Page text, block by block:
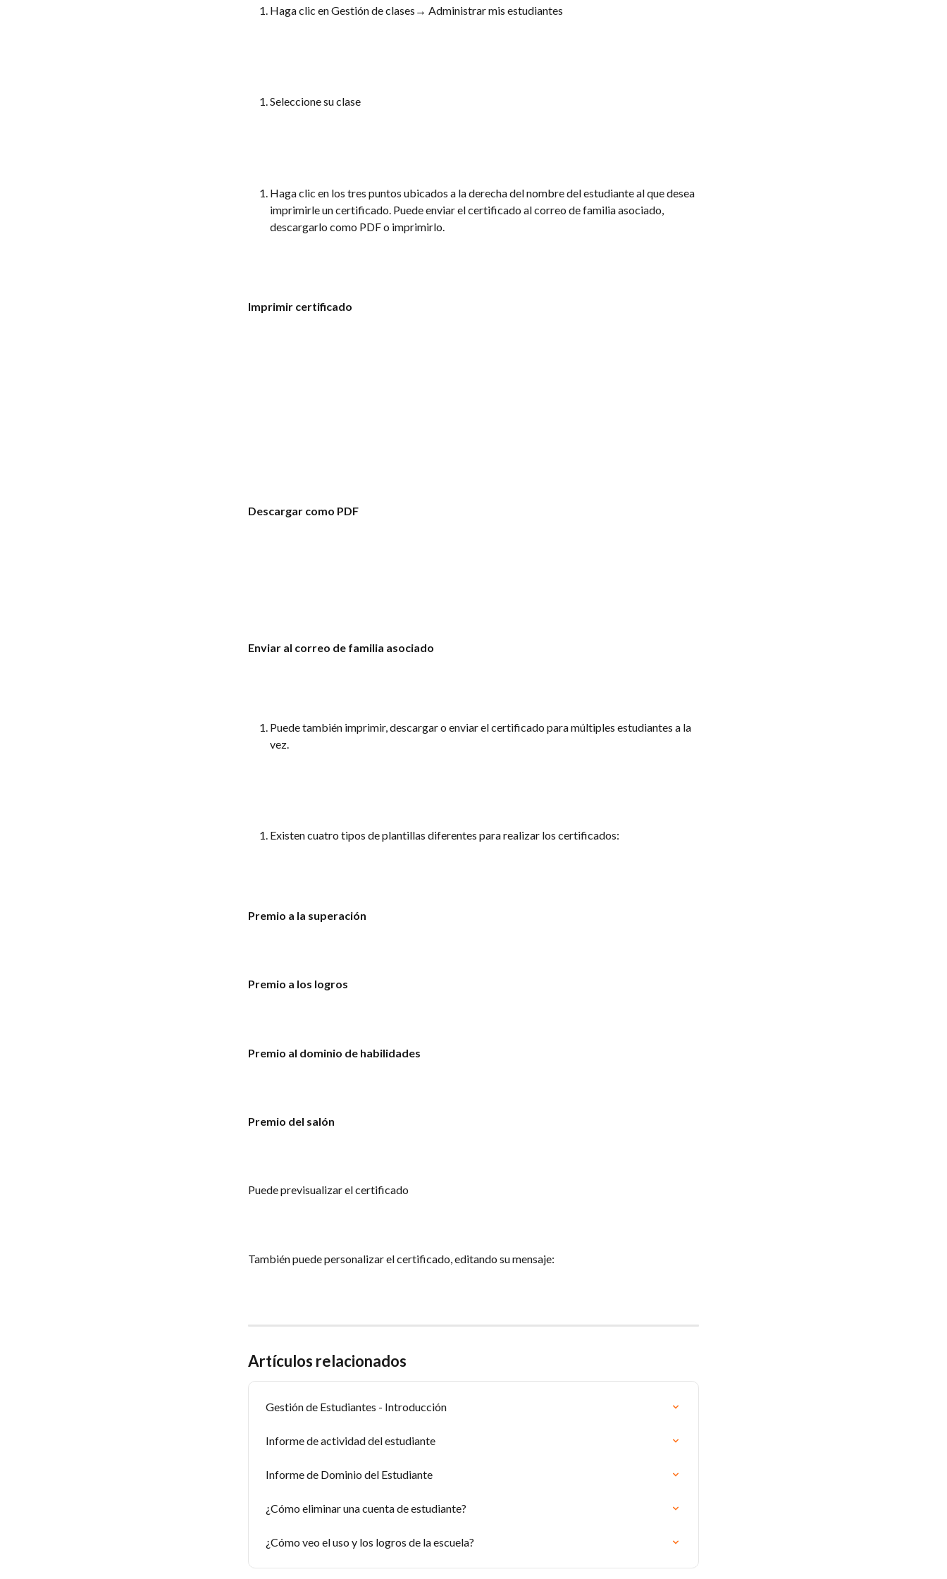
Haga clic en Gestión de clases→ Administrar mis estudiantes
Seleccione su clase
Haga clic en los tres puntos ubicados a la derecha del nombre del estudiante al que desea
imprimirle un certificado. Puede enviar el certificado al correo de familia asociado,
descargarlo como PDF o imprimirlo.
Imprimir certificado
Descargar como PDF
Enviar al correo de familia asociado
Puede también imprimir, descargar o enviar el certificado para múltiples estudiantes a la
vez.
Existen cuatro tipos de plantillas diferentes para realizar los certificados:
Premio a la superación
Premio a los logros
Premio al dominio de habilidades
Premio del salón
Puede previsualizar el certificado
También puede personalizar el certificado, editando su mensaje:
Artículos relacionados
Gestión de Estudiantes - Introducción
Informe de actividad del estudiante
Informe de Dominio del Estudiante
¿Cómo eliminar una cuenta de estudiante?
¿Cómo veo el uso y los logros de la escuela?